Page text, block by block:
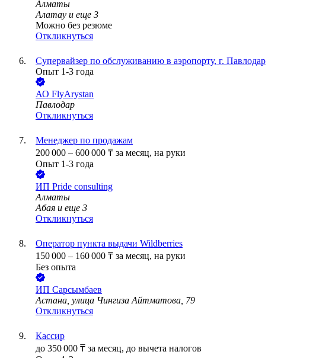
Алматы
Алатау и еще 3
Можно без резюме
Откликнуться
Супервайзер по обслуживанию в аэропорту, г. Павлодар
Опыт 1-3 года
АО FlyArystan
Павлодар
Откликнуться
Менеджер по продажам
200 000 – 600 000 ₸ за месяц, на руки
Опыт 1-3 года
ИП Pride consulting
Алматы
Абая и еще 3
Откликнуться
Оператор пункта выдачи Wildberries
150 000 – 160 000 ₸ за месяц, на руки
Без опыта
ИП Сарсымбаев
Астана, улица Чингиза Айтматова, 79
Откликнуться
Кассир
до 350 000 ₸ за месяц, до вычета налогов